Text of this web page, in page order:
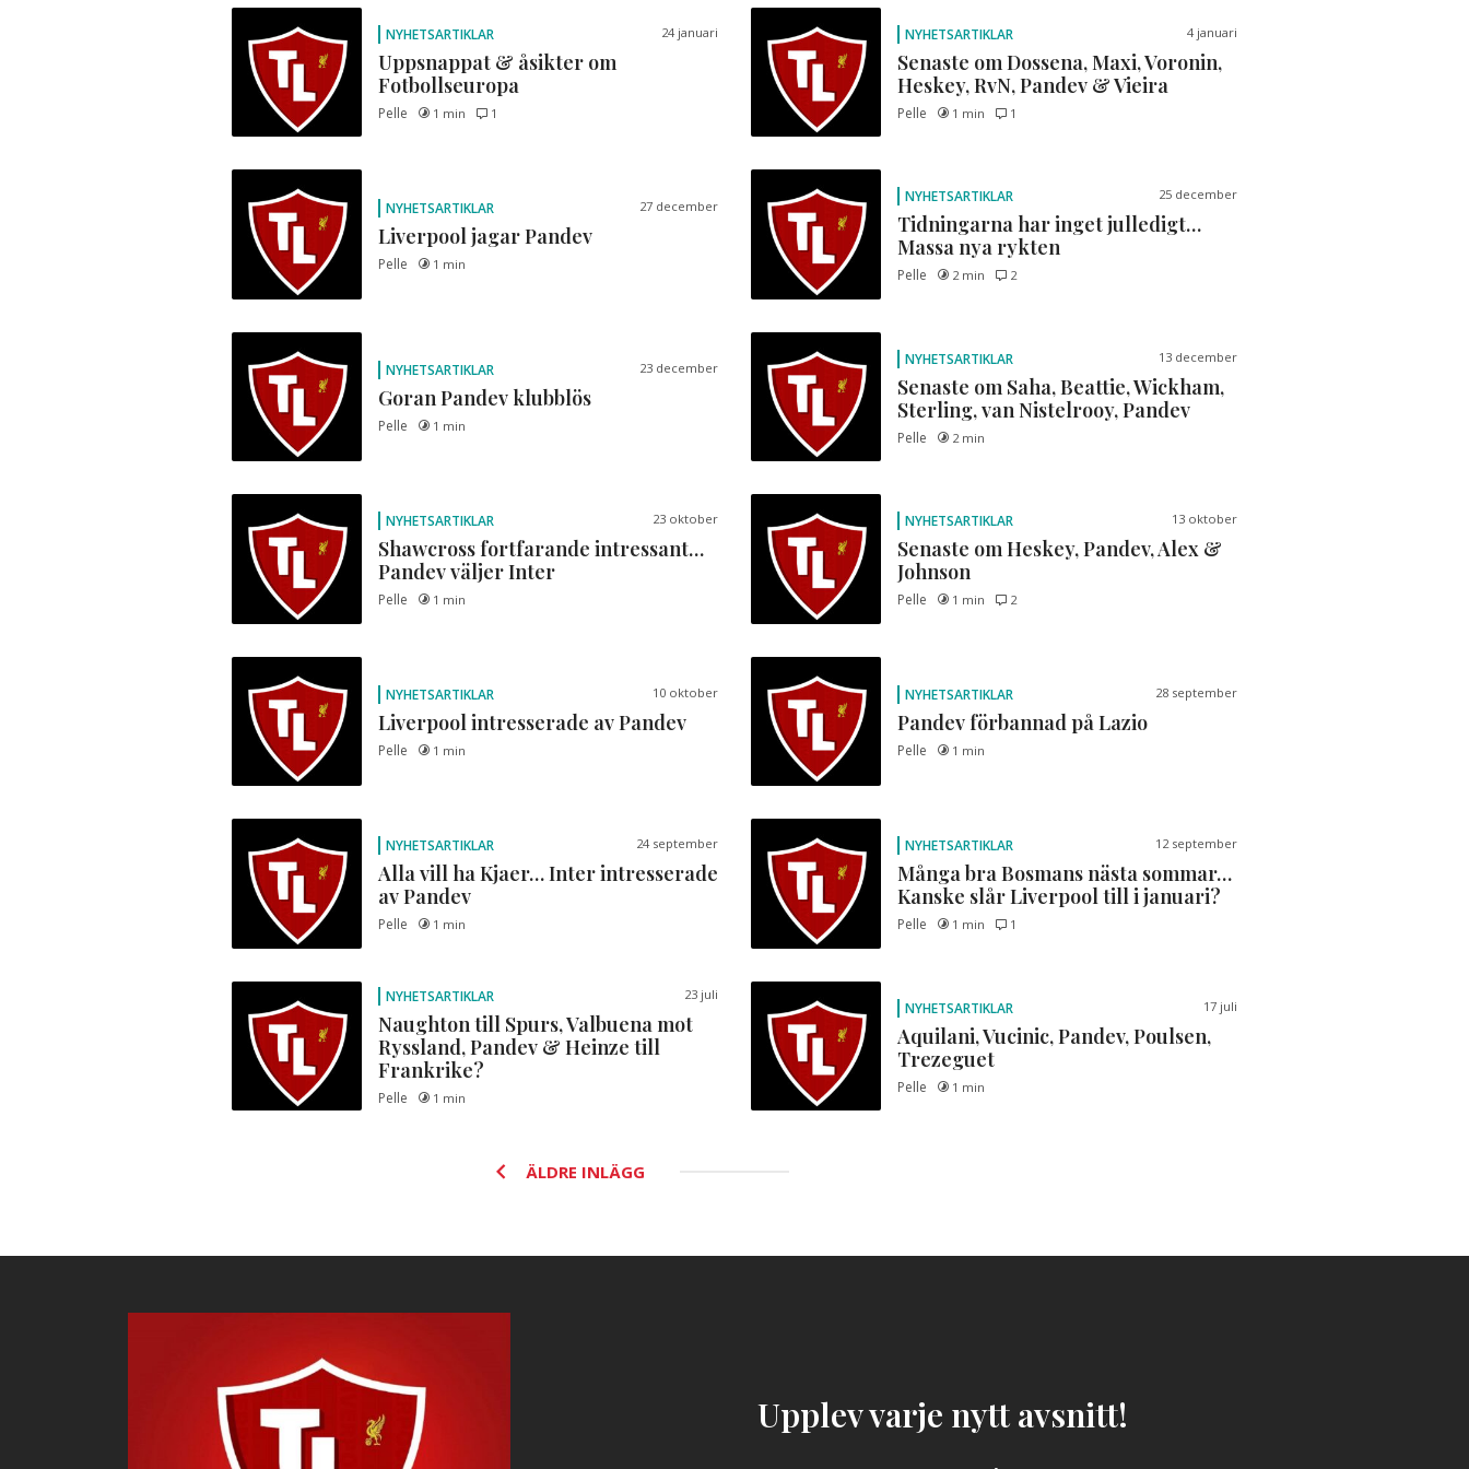
NYHETSARTIKLAR 24 januari
Uppsnappat & åsikter om
Fotbollseuropa
Pelle 1 min 1
NYHETSARTIKLAR 4 januari
Senaste om Dossena, Maxi, Voronin,
Heskey, RvN, Pandev & Vieira
Pelle 1 min 1
NYHETSARTIKLAR 27 december
Liverpool jagar Pandev
Pelle 1 min
NYHETSARTIKLAR 25 december
Tidningarna har inget julledigt…
Massa nya rykten
Pelle 2 min 2
NYHETSARTIKLAR 23 december
Goran Pandev klubblös
Pelle 1 min
NYHETSARTIKLAR 13 december
Senaste om Saha, Beattie, Wickham,
Sterling, van Nistelrooy, Pandev
Pelle 2 min
NYHETSARTIKLAR 23 oktober
Shawcross fortfarande intressant…
Pandev väljer Inter
Pelle 1 min
NYHETSARTIKLAR 13 oktober
Senaste om Heskey, Pandev, Alex &
Johnson
Pelle 1 min 2
NYHETSARTIKLAR 10 oktober
Liverpool intresserade av Pandev
Pelle 1 min
NYHETSARTIKLAR 28 september
Pandev förbannad på Lazio
Pelle 1 min
NYHETSARTIKLAR 24 september
Alla vill ha Kjaer… Inter intresserade
av Pandev
Pelle 1 min
NYHETSARTIKLAR 12 september
Många bra Bosmans nästa sommar…
Kanske slår Liverpool till i januari?
Pelle 1 min 1
NYHETSARTIKLAR 23 juli
Naughton till Spurs, Valbuena mot
Ryssland, Pandev & Heinze till
Frankrike?
Pelle 1 min
NYHETSARTIKLAR 17 juli
Aquilani, Vucinic, Pandev, Poulsen,
Trezeguet
Pelle 1 min
ÄLDRE INLÄGG
Upplev varje nytt avsnitt!